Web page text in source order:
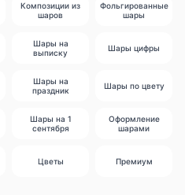
Композиции из
шаров
Фольгированные
шары
Шары на
выписку
Шары цифры
Шары на
праздник
Шары по цвету
Шары на 1
сентября
Оформление
шарами
Цветы Премиум